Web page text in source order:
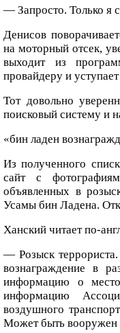
— Запросто. Только я
Денисов
на моторный отсек,
выходит из
провайдеру и
Тот довольно
поисковый систему и
«бин ладен
Из полученного
сайт с
объявленных в
Усамы бин Ладена.
Ханский читает по-
— Розыск
вознаграждение в
информацию о
информацию
воздушного
Может быть вооружен